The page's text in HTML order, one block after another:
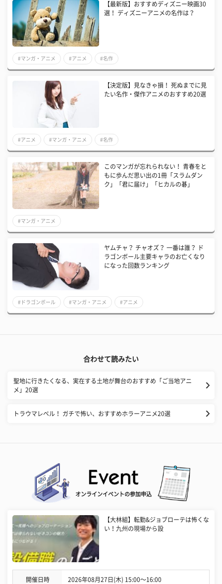
【最新版】おすすめディズニー映画30
選！ ディズニーアニメの名作は？
#マンガ・アニメ #アニメ #名作
【決定版】見なきゃ損！ 死ぬまでに見
たい名作・傑作アニメのおすすめ20選
#アニメ #マンガ・アニメ #名作
このマンガが忘れられない！ 青春をと
もに歩んだ思い出の1冊「スラムダン
ク」「君に届け」「ヒカルの碁」
#マンガ・アニメ
ヤムチャ？ チャオズ？ 一番は誰？ ド
ラゴンボール主要キャラのお亡くなり
になった回数ランキング
#ドラゴンボール #マンガ・アニメ #アニメ
合わせて読みたい
聖地に行きたくなる、実在する土地が舞台のおすすめ「ご当地アニ
メ」20選
トラウマレベル！ ガチで怖い、おすすめホラーアニメ20選
オンラインイベントの参加申込
【大林組】転勤&ジョブローテは怖くな
い！九州の現場から設
開催日時 2026年08月27日(木) 15:00〜16:00